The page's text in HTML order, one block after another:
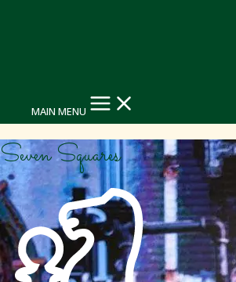
MAIN MENU
Seven Squares